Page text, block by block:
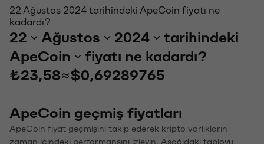
22 Ağustos 2024 tarihindeki ApeCoin fiyatı ne
kadardı?
22 Ağustos 2024
tarihindeki
ApeCoin
fiyatı ne kadardı?
₺23,58≈$0,69289765
ApeCoin geçmiş fiyatları
ApeCoin fiyat geçmişini takip ederek kripto varlıkların
zaman içindeki performansını izleyin. Aşağıdaki tabloyu